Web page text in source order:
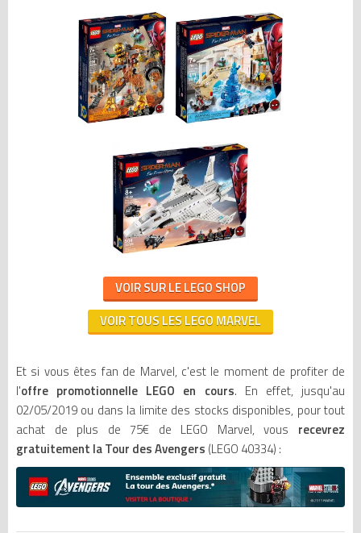
VOIR SUR LE LEGO SHOP
VOIR TOUS LES LEGO MARVEL
Et si vous êtes fan de Marvel, c'est le moment de profiter de
l'offre promotionnelle LEGO en cours. En effet, jusqu'au
02/05/2019 ou dans la limite des stocks disponibles, pour tout
achat de plus de 75€ de LEGO Marvel, vous recevrez
gratuitement la Tour des Avengers (LEGO 40334) :